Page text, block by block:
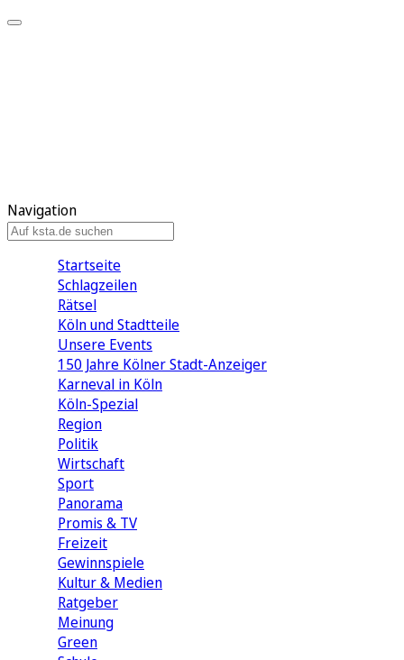
Navigation
Startseite
Schlagzeilen
Rätsel
Köln und Stadtteile
Unsere Events
150 Jahre Kölner Stadt-Anzeiger
Karneval in Köln
Köln-Spezial
Region
Politik
Wirtschaft
Sport
Panorama
Promis & TV
Freizeit
Gewinnspiele
Kultur & Medien
Ratgeber
Meinung
Green